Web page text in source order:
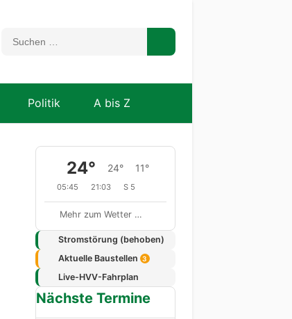
Politik A bis Z
24° 24° 11°
05:45 21:03 S 5
Mehr zum Wetter …
Stromstörung (behoben)
Aktuelle Baustellen
3
Live-HVV-Fahrplan
Nächste Termine